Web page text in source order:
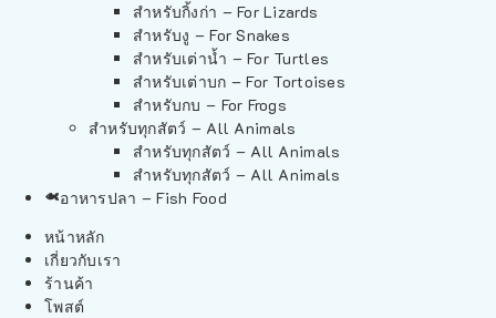
สำหรับกิ้งก่า – For Lizards
สำหรับงู – For Snakes
สำหรับเต่าน้ำ – For Turtles
สำหรับเต่าบก – For Tortoises
สำหรับกบ – For Frogs
สำหรับทุกสัตว์ – All Animals
สำหรับทุกสัตว์ – All Animals
สำหรับทุกสัตว์ – All Animals
อาหารปลา – Fish Food
หน้าหลัก
เกี่ยวกับเรา
ร้านค้า
โพสต์